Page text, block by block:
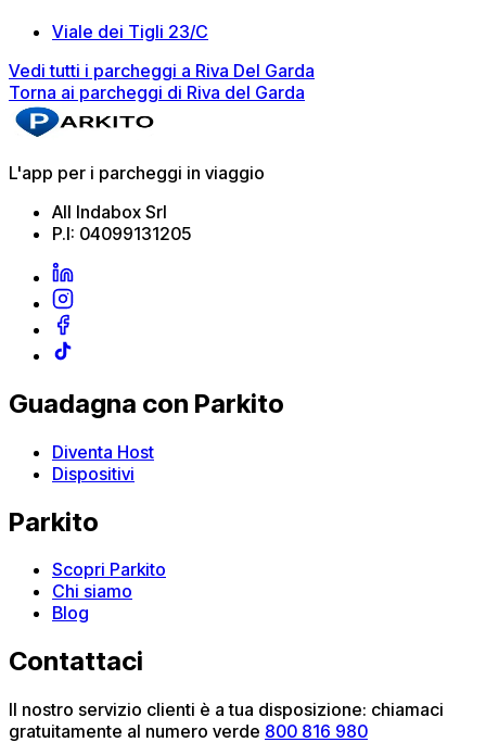
Viale dei Tigli 23/C
Vedi tutti i parcheggi a Riva Del Garda
Torna ai parcheggi di Riva del Garda
L'app per i parcheggi in viaggio
All Indabox Srl
P.I: 04099131205
Guadagna con Parkito
Diventa Host
Dispositivi
Parkito
Scopri Parkito
Chi siamo
Blog
Contattaci
Il nostro servizio clienti è a tua disposizione: chiamaci
gratuitamente al numero verde 800 816 980